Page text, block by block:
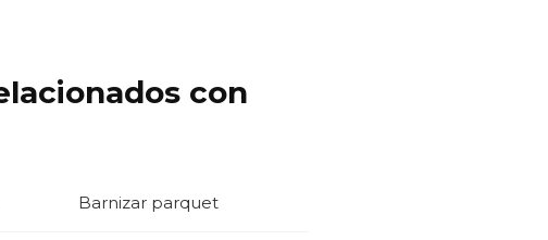
con
Barnizar parquet